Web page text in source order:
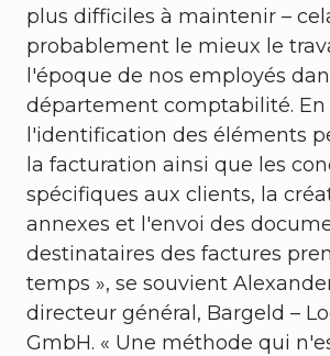
plus difficiles à maintenir –
probablement le mieux le
l'époque de nos employés
département comptabilité.
l'identification des éléments
la facturation ainsi que les
spécifiques aux clients, la
annexes et l'envoi des
destinataires des factures
temps », se souvient
directeur général, Bargeld –
GmbH. « Une méthode qui